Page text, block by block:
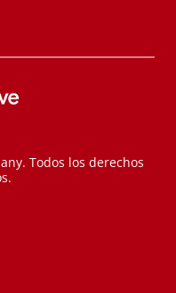
Todos los derechos